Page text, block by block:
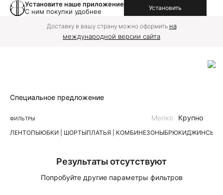
Установите наше приложение
С ним покупки удобнее
Установить
Доставку в вашу страну можно оформить на
международной версии сайта
Специальное предложение
ФИЛЬТРЫ
ЛЕНТОПЫЮБКИ | ШОРТЫПЛАТЬЯ | КОМБИНЕЗОНЫБРЮКИДЖИНСЫ
Мелко Крупно
Результаты отсутствуют
Попробуйте другие параметры фильтров